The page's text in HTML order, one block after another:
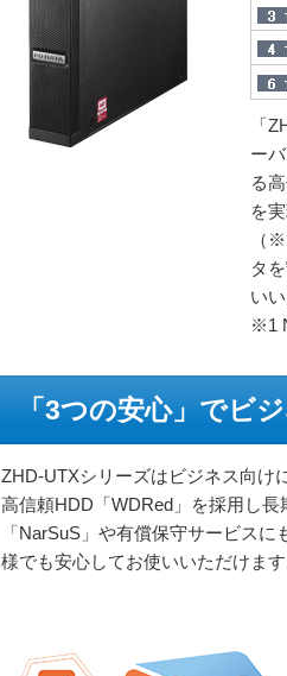
「
ー
る
を
（
タ
い
※1
「3つの安心」でビ
ZHD-UTXシリーズはビジネス向け
高信頼HDD「WDRed」を採用し
「NarSuS」や有償保守サービス
様でも安心してお使いいただけます